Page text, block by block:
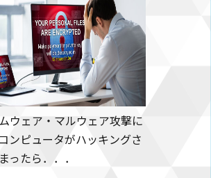
ウェア・マルウェア攻撃に
ンピュータがハッキングさ
ったら．．．